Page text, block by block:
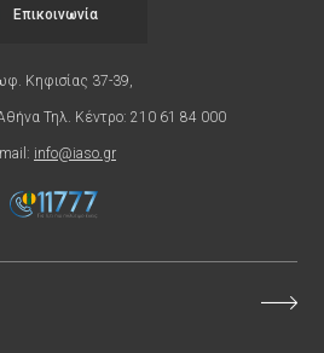
Κηφισίας 37-39,
Τηλ. Κέντρο: 210 61 84 000
info@iaso.gr
Επικοινωνία